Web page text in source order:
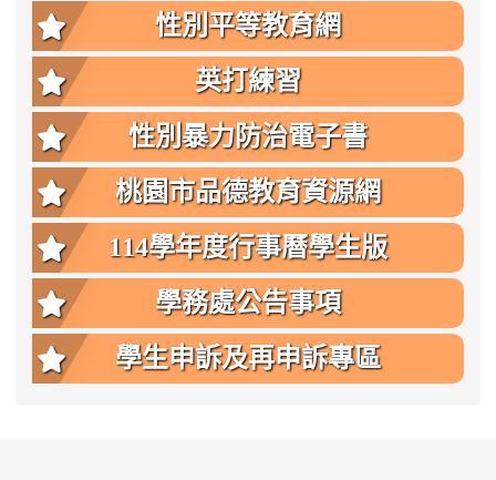
性別平等教育網
英打練習
性別暴力防治電子書
桃園市品德教育資源網
114學年度行事曆學生版
學務處公告事項
學生申訴及再申訴專區